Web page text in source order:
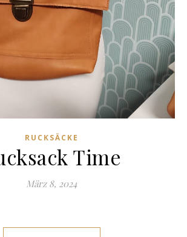
RUCKSÄCKE
Time
März 8, 2024